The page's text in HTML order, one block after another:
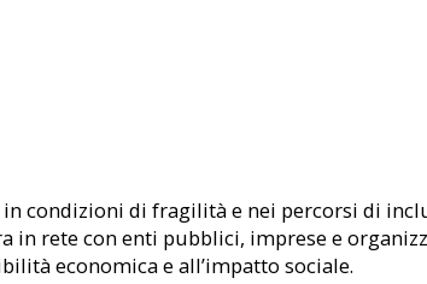
condizioni di fragilità e nei percorsi di
in rete con enti pubblici, imprese e
economica e all’impatto sociale.